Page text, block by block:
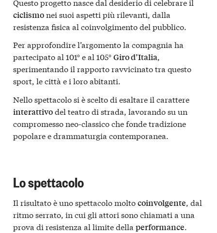
ciclismonei suoi aspetti più rilevanti, dalla
resistenza fisica al coinvolgimento del pubblico.
Per approfondire l’argomento la compagnia ha
partecipato al 101° e al 105°Giro d’Italia,
sperimentando il rapporto ravvicinato tra questo
sport, le città e i loro abitanti.
Nello spettacolo si è scelto di esaltare il carattere
interattivodel teatro di strada, lavorando su un
compromesso neo-classico che fonde tradizione
popolare e drammaturgia contemporanea.
Lo spettacolo
Il risultato è uno spettacolo moltocoinvolgente, dal
ritmo serrato, in cui gli attori sono chiamati a una
prova di resistenza al limite della performance.